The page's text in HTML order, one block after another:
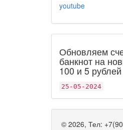
youtube
Обновляем
банкнот на
100 и 5 рублей
25-05-2024
© 2026, Тел: